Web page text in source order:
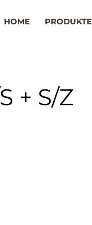
HOME PRODUKTE
+ S/Z